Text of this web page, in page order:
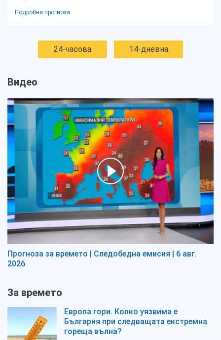
Подробна прогноза
24-часова 14-дневна
Видео
Прогноза за времето | Следобедна емисия | 6 авг.
2026
За времето
Европа гори. Колко уязвима е
България при следващата екстремна
гореща вълна?